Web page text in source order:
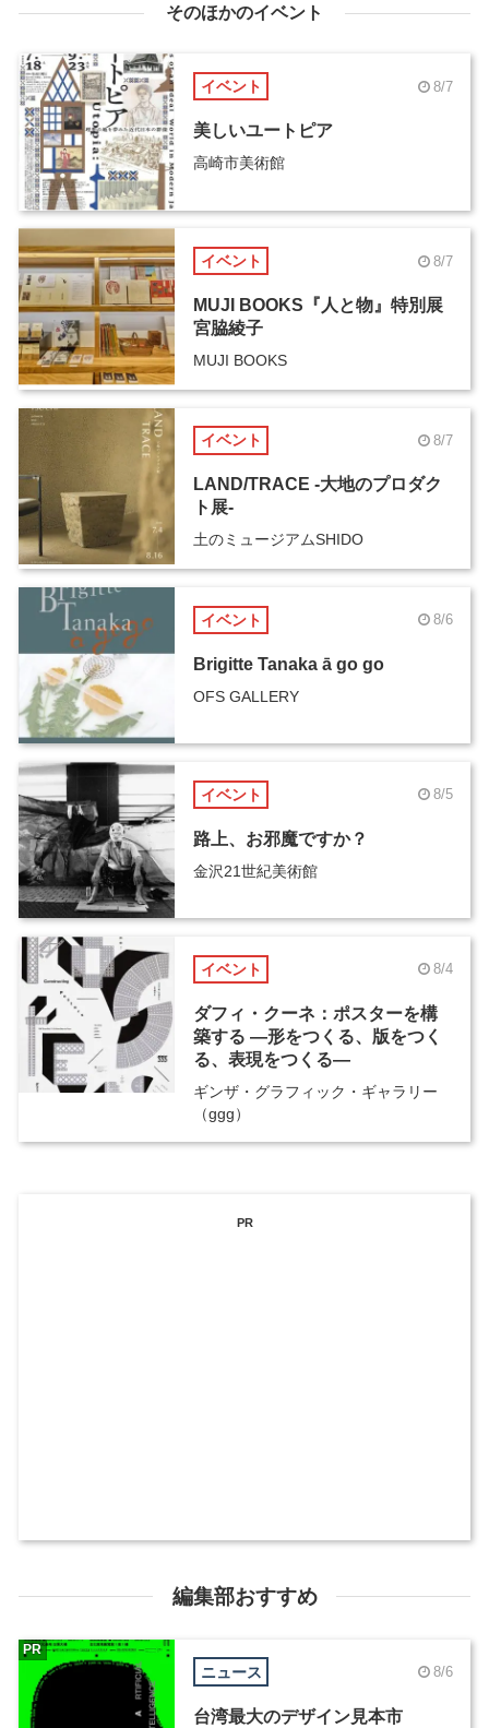
そのほかのイベント
イベント 8/7
美しいユートピア
高崎市美術館
イベント 8/7
MUJI BOOKS『人と物』特別展
宮脇綾子
MUJI BOOKS
イベント 8/7
LAND/TRACE -大地のプロダク
ト展-
土のミュージアムSHIDO
イベント 8/6
Brigitte Tanaka ā go go
OFS GALLERY
イベント 8/5
路上、お邪魔ですか？
金沢21世紀美術館
イベント 8/4
ダフィ・クーネ：ポスターを構
築する ―形をつくる、版をつく
る、表現をつくる―
ギンザ・グラフィック・ギャラリー
（ggg）
PR
編集部おすすめ
ニュース 8/6
台湾最大のデザイン見本市
PR